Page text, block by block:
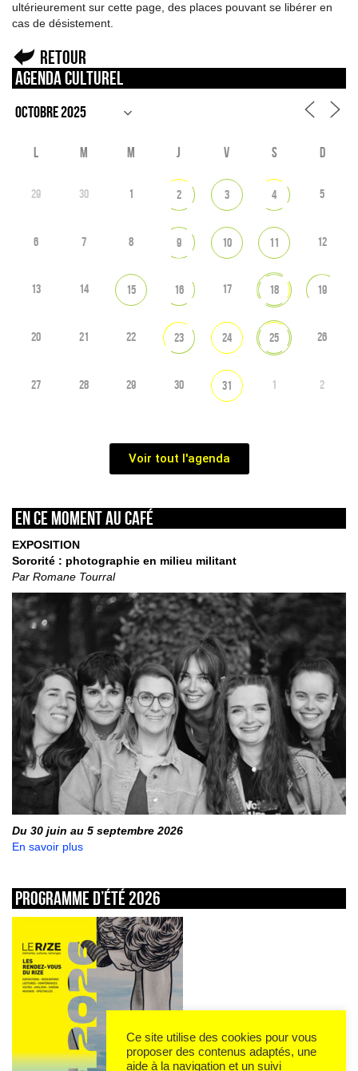
ultérieurement sur cette page, des places pouvant se libérer en
cas de désistement.
Retour
Agenda culturel
L M M J V S D
29 30 1 2 3 4 5
6 7 8 9 10 11 12
13 14 15 16 17 18 19
20 21 22 23 24 25 26
27 28 29 30 31 1 2
Voir tout l'agenda
En ce moment au café
EXPOSITION
Sororité : photographie en milieu militant
Par Romane Tourral
Du 30 juin au 5 septembre 2026
En savoir plus
Programme d’été 2026
Ce site utilise des cookies pour vous
proposer des contenus adaptés, une
aide à la navigation et un suivi